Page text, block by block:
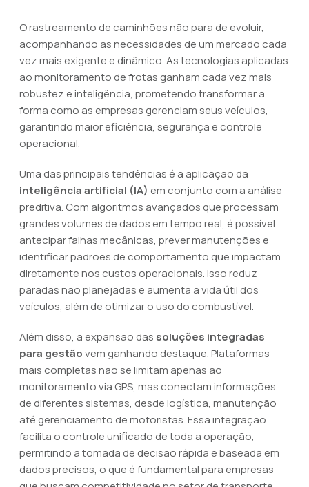
O rastreamento de caminhões não para de evoluir,
acompanhando as necessidades de um mercado cada
vez mais exigente e dinâmico. As tecnologias aplicadas
ao monitoramento de frotas ganham cada vez mais
robustez e inteligência, prometendo transformar a
forma como as empresas gerenciam seus veículos,
garantindo maior eficiência, segurança e controle
operacional.
Uma das principais tendências é a aplicação da
inteligência artificial (IA) em conjunto com a análise
preditiva. Com algoritmos avançados que processam
grandes volumes de dados em tempo real, é possível
antecipar falhas mecânicas, prever manutenções e
identificar padrões de comportamento que impactam
diretamente nos custos operacionais. Isso reduz
paradas não planejadas e aumenta a vida útil dos
veículos, além de otimizar o uso do combustível.
Além disso, a expansão das soluções integradas
para gestãovem ganhando destaque. Plataformas
mais completas não se limitam apenas ao
monitoramento via GPS, mas conectam informações
de diferentes sistemas, desde logística, manutenção
até gerenciamento de motoristas. Essa integração
facilita o controle unificado de toda a operação,
permitindo a tomada de decisão rápida e baseada em
dados precisos, o que é fundamental para empresas